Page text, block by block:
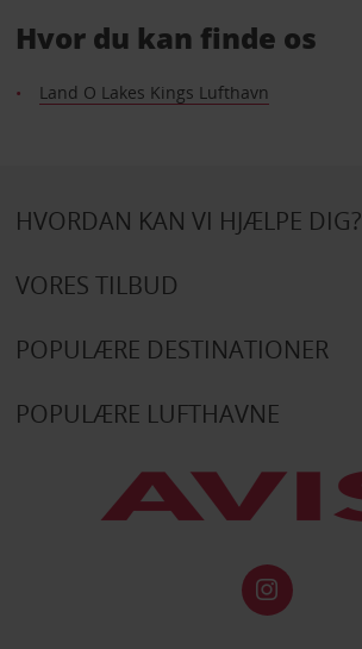
Hvor du kan finde os
Land O Lakes Kings Lufthavn
HVORDAN KAN VI HJÆLPE DIG?
VORES TILBUD
POPULÆRE DESTINATIONER
POPULÆRE LUFTHAVNE